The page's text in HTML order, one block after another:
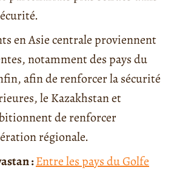
en Asie centrale proviennent
notamment des pays du
afin de renforcer la sécurité
le Kazakhstan et
de renforcer
régionale.
:Entre les pays du Golfe